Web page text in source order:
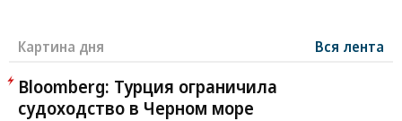
Картина дня Вся лента
Bloomberg: Турция ограничила
судоходство в Черном море